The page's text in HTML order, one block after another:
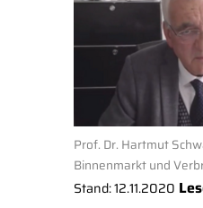
Prof. Dr. Hartmut
Binnenmarkt und
Stand: 12.11.2020